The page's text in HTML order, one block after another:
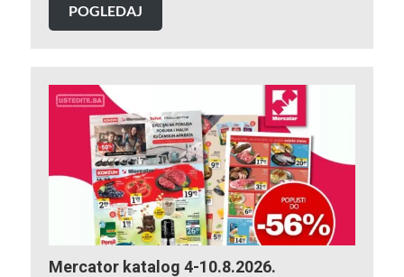
POGLEDAJ
Mercator katalog 4-10.8.2026.